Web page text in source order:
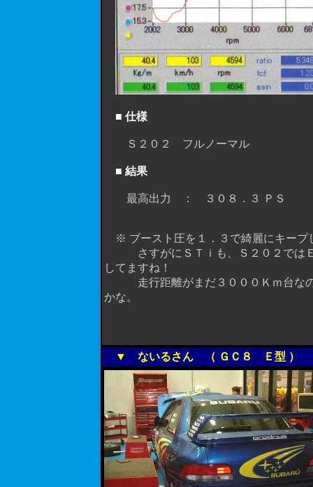
■ 仕様
Ｓ２０２ フルノーマル
■ 結果
最高出力 ： ３０８．３ ＰＳ
※ ブースト圧を１．３で綺麗にキープ
さすがにＳＴｉも、Ｓ２０２ではＥ
してますね！
走行距離がまだ３０００Ｋｍ台なの
かな。
▼ ないるさん （ ＧＣ８ Ｅ型 ）